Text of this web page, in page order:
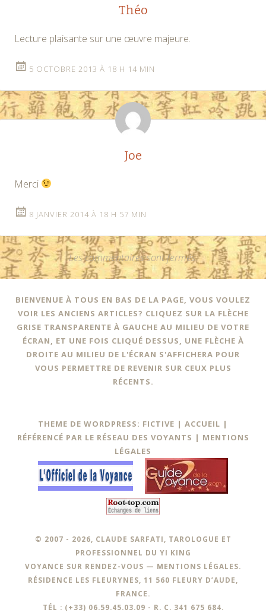
Théo
Lecture plaisante sur une œuvre majeure.
5 OCTOBRE 2013 À 18 H 14 MIN
Joe
Merci
8 JANVIER 2014 À 18 H 57 MIN
Les commentaires sont fermés.
BIENVENUE À TOUS EN BAS DE LA PAGE, VOUS VOULEZ
VOIR LES ANCIENS ARTICLES? CLIQUEZ SUR LA FLÈCHE
GRISE TRANSPARENTE À GAUCHE AU MILIEU DE VOTRE
ÉCRAN, ET UNE FOIS CLIQUÉ DESSUS, UNE FLÈCHE À
DROITE AU MILIEU DE L'ÉCRAN S'AFFICHERA POUR
VOUS PERMETTRE DE REVENIR SUR CEUX PLUS
RÉCENTS.
THEME DE WORDPRESS: FICTIVE | ACCUEIL |
RÉFÉRENCÉ PAR LE RÉSEAU DES VOYANTS | MENTIONS
LÉGALES
© 2007 - 2026, CLAUDE SARFATI, TAROLOGUE ET
PROFESSIONNEL DU YI KING
VOYANCE SUR RENDEZ-VOUS — MENTIONS LÉGALES.
RÉSIDENCE LES FLEURYNES, 11 560 FLEURY D’AUDE,
FRANCE.
TÉL : (+33) 06.59.45.03.09 - R. C. 341 675 684.